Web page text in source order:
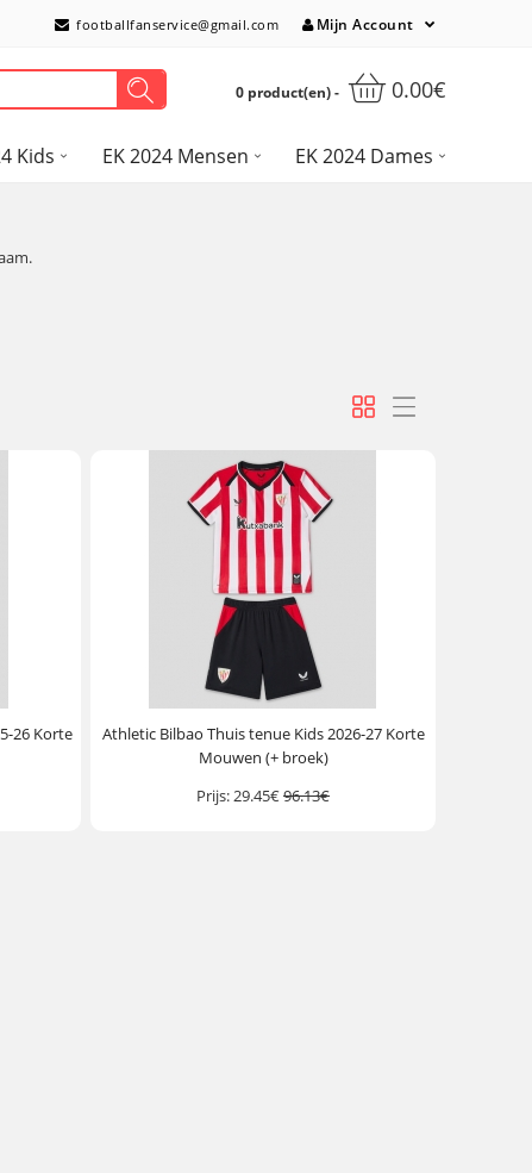
footballfanservice@gmail.com Mijn Account
0 product(en) - 0.00€
Kids EK 2024 Mensen EK 2024 Dames
26 Korte
Athletic Bilbao Thuis tenue Kids 2026-27 Korte
Mouwen (+ broek)
Prijs:29.45€96.13€